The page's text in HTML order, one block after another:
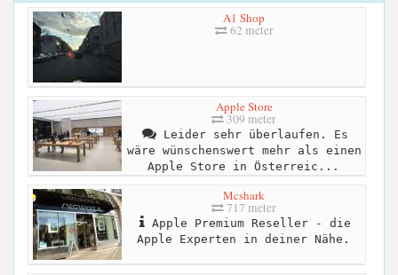
A1 Shop
62 meter
Apple Store
309 meter
Leider sehr überlaufen. Es
wäre wünschenswert mehr als einen
Apple Store in Österreic...
Mcshark
717 meter
Apple Premium Reseller - die
Apple Experten in deiner Nähe.